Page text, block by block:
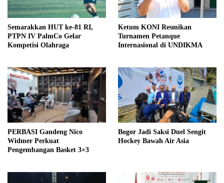
Semarakkan HUT ke-81 RI,
PTPN IV PalmCo Gelar
Kompetisi Olahraga
Ketum KONI Resmikan
Turnamen Petanque
Internasional di UNDIKMA
PERBASI Gandeng Nico
Widmer Perkuat
Pengembangan Basket 3×3
Bogor Jadi Saksi Duel Sengit
Hockey Bawah Air Asia